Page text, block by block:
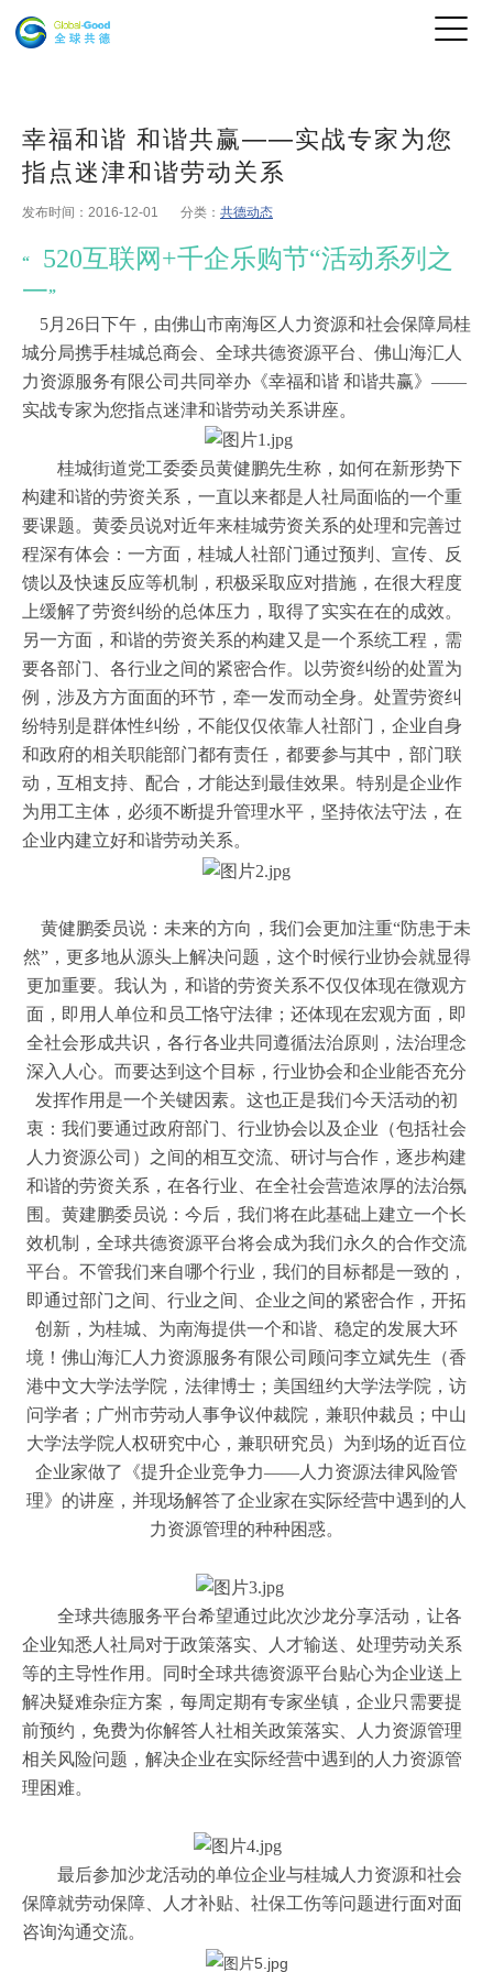
幸福和谐 和谐共赢——实战专家为您
指点迷津和谐劳动关系
发布时间：2016-12-01 分类： 共德动态
“
520互联网+千企乐购节“活动系列之
一”
5月26日下午 ， 由佛山市南海区人力资源和社会保障局桂
城分局携手桂城总商会、全球共德资源平台、佛山海汇人
力资源服务有限公司共同举办《幸福和谐 和谐共赢》 ——
实战专家为您指点迷津和谐劳动关系讲座。
桂城街道党工委委员黄健鹏先生称，如何在新形势下
构建和谐的劳资关系，一直以来都是人社局面临的一个重
要课题。黄委员说对近年来桂城劳资关系的处理和完善过
程深有体会：一方面，桂城人社部门通过预判、宣传、反
馈以及快速反应等机制，积极采取应对措施，在很大程度
上缓解了劳资纠纷的总体压力，取得了实实在在的成效。
另一方面，和谐的劳资关系的构建又是一个系统工程，需
要各部门、各行业之间的紧密合作。以劳资纠纷的处置为
例，涉及方方面面的环节，牵一发而动全身。处置劳资纠
纷特别是群体性纠纷，不能仅仅依靠人社部门，企业自身
和政府的相关职能部门都有责任，都要参与其中，部门联
动，互相支持、配合，才能达到最佳效果。特别是企业作
为用工主体，必须不断提升管理水平，坚持依法守法，在
企业内建立好和谐劳动关系。
黄健鹏委员说：未来的方向，我们会更加注重“防患于未
然”，更多地从源头上解决问题，这个时候行业协会就显得
更加重要。我认为，和谐的劳资关系不仅仅体现在微观方
面，即用人单位和员工恪守法律；还体现在宏观方面，即
全社会形成共识，各行各业共同遵循法治原则，法治理念
深入人心。而要达到这个目标，行业协会和企业能否充分
发挥作用是一个关键因素。这也正是我们今天活动的初
衷：我们要通过政府部门、行业协会以及企业（包括社会
人力资源公司）之间的相互交流、研讨与合作，逐步构建
和谐的劳资关系，在各行业、在全社会营造浓厚的法治氛
围。黄建鹏委员说：今后，我们将在此基础上建立一个长
效机制，全球共德资源平台将会成为我们永久的合作交流
平台。不管我们来自哪个行业，我们的目标都是一致的，
即通过部门之间、行业之间、企业之间的紧密合作，开拓
创新，为桂城、为南海提供一个和谐、稳定的发展大环
境！佛山海汇人力资源服务有限公司顾问李立斌先生（香
港中文大学法学院，法律博士；美国纽约大学法学院，访
问学者；广州市劳动人事争议仲裁院，兼职仲裁员；中山
大学法学院人权研究中心，兼职研究员）为到场的近百位
企业家做了《提升企业竞争力——人力资源法律风险管
理》的讲座，并现场解答了企业家在实际经营中遇到的人
力资源管理的种种困惑。
全球共德服务平台希望通过此次沙龙分享活动，让各
企业知悉人社局对于政策落实、人才输送、处理劳动关系
等的主导性作用。同时全球共德资源平台贴心为企业送上
解决疑难杂症方案，每周定期有专家坐镇，企业只需要提
前预约，免费为你解答人社相关政策落实、人力资源管理
相关风险问题，解决企业在实际经营中遇到的人力资源管
理困难。
最后参加沙龙活动的单位企业与桂城人力资源和社会
保障就劳动保障、人才补贴、社保工伤等问题进行面对面
咨询沟通交流。